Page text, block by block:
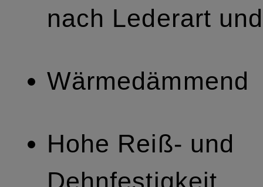
nach Lederart
Wärmedämmend
Hohe Reiß- und
Dehnfestigkeit